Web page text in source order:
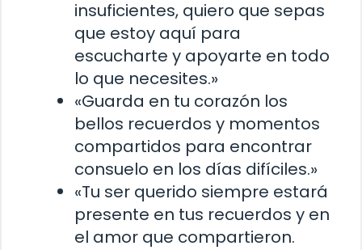
insuficientes, quiero que sepas
que estoy aquí para
escucharte y apoyarte en todo
lo que necesites.»
«Guarda en tu corazón los
bellos recuerdos y momentos
compartidos para encontrar
consuelo en los días difíciles.»
«Tu ser querido siempre estará
presente en tus recuerdos y en
el amor que compartieron.